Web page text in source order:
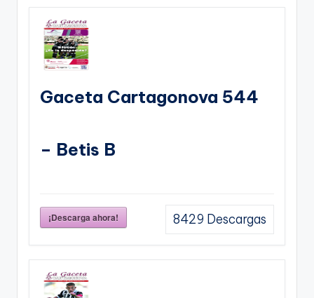
Gaceta Cartagonova 544
– Betis B
¡Descarga ahora! 8429 Descargas